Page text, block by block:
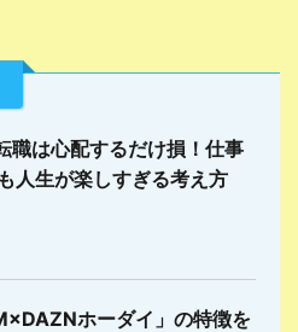
職は心配するだけ損！仕事
人生が楽しすぎる考え方
ホーダイ」の特徴を